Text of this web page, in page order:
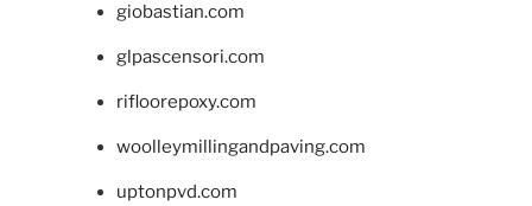
giobastian.com
glpascensori.com
rifloorepoxy.com
woolleymillingandpaving.com
uptonpvd.com